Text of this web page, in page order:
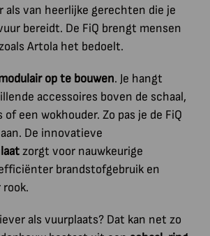
als van heerlijke gerechten die je
bereidt. De FiQ brengt mensen
Artola het bedoelt.
op te bouwen. Je hangt
accessoires boven de schaal,
een wokhouder. Zo pas je de FiQ
De innovatieve
zorgt voor nauwkeurige
brandstofgebruik en
als vuurplaats? Dat kan net zo